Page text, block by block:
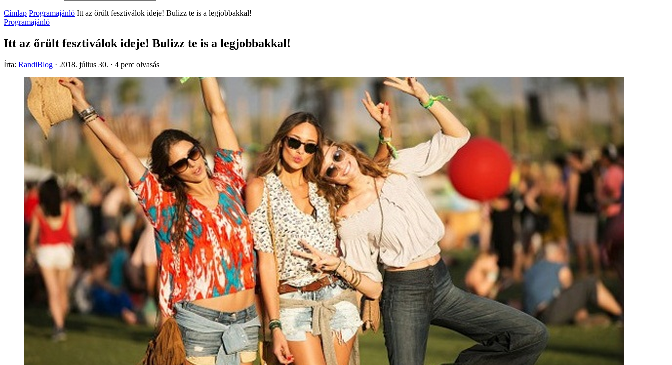
Címlap Programajánló Itt az őrült fesztiválok ideje! Bulizz te is a legjobbakkal!
Programajánló
Itt az őrült fesztiválok ideje! Bulizz te is a legjobbakkal!
Írta: RandiBlog · 2018. július 30. · 4 perc olvasás